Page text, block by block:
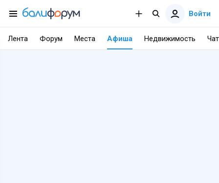
Войти
Лента Форум Места Афиша Недвижимость Чат